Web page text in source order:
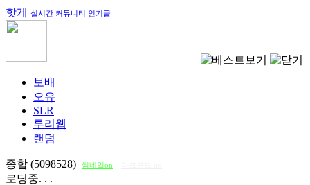
핫게 실시간 커뮤니티 인기글
보배
오유
SLR
루리웹
랜덤
종합 (5098528) 썸네일on
로딩중. . .